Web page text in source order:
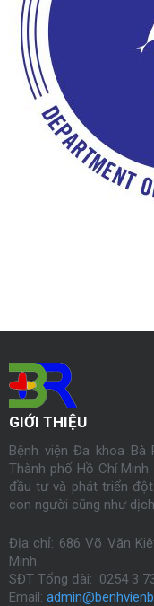
GIỚI THIỆU
Bệnh viện Đa khoa Bà
Thành phố Hồ Chí
đầu tư và phát triển
con người cũng như
Địa chỉ: 686 Võ Văn
Minh
SĐT Tổng đài: 0254 3
Email: